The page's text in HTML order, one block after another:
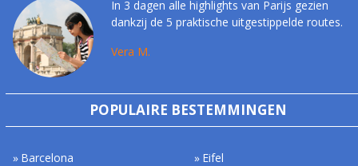
In 3 dagen alle highlights van Parijs gezien
dankzij de 5 praktische uitgestippelde routes.
Vera M.
POPULAIRE BESTEMMINGEN
Barcelona
Eifel